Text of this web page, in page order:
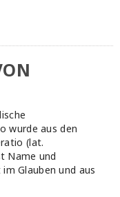
wurde aus den
(lat.
Name und
Glauben und aus